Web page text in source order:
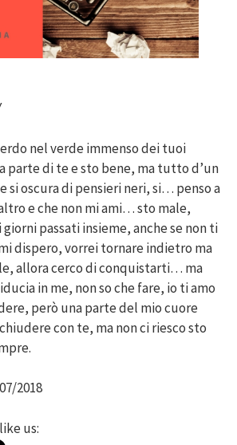
nel verde immenso dei tuoi
parte di te e sto bene, ma tutto d’un
si oscura di pensieri neri, si… penso a
e che non mi ami… sto male,
passati insieme, anche se non ti
dispero, vorrei tornare indietro ma
allora cerco di conquistarti… ma
in me, non so che fare, io ti amo
però una parte del mio cuore
con te, ma non ci riesco sto
2018
us: